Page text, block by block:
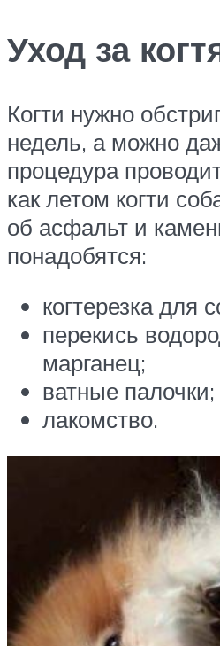
Уход за
Когти нужно
недель, а можно
процедура
как летом когти
об асфальт и
понадобятся:
когтерезка для
перекись
марганец;
ватные палочки;
лакомство.